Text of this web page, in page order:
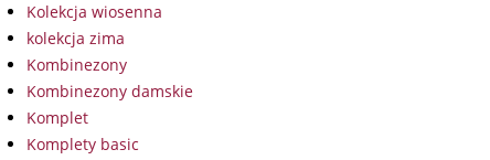
Kolekcja wiosenna
kolekcja zima
Kombinezony
Kombinezony damskie
Komplet
Komplety basic